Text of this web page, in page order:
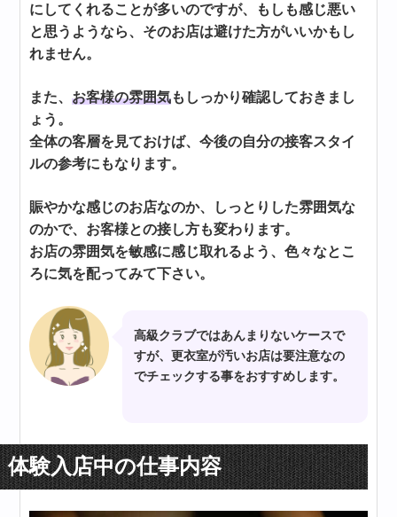
にしてくれることが多いのですが、もしも感じ悪い
と思うようなら、そのお店は避けた方がいいかもし
れません。
また、お客様の雰囲気もしっかり確認しておきまし
ょう。
全体の客層を見ておけば、今後の自分の接客スタイ
ルの参考にもなります。
賑やかな感じのお店なのか、しっとりした雰囲気な
のかで、お客様との接し方も変わります。
お店の雰囲気を敏感に感じ取れるよう、色々なとこ
ろに気を配ってみて下さい。
高級クラブではあんまりないケースで
すが、更衣室が汚いお店は要注意なの
でチェックする事をおすすめします。
体験入店中の仕事内容